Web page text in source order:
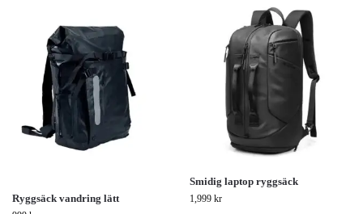
Ryggsäck vandring lätt
Smidig laptop ryggsäck
1,999 kr